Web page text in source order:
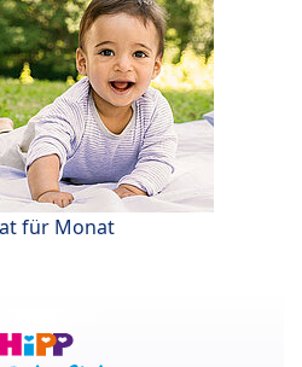
für Monat